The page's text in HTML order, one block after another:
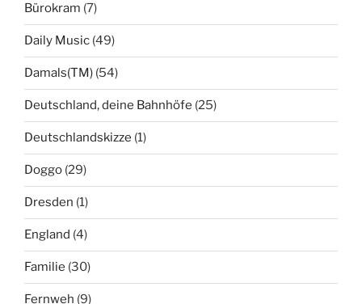
Bürokram (7)
Daily Music (49)
Damals(TM) (54)
Deutschland, deine Bahnhöfe (25)
Deutschlandskizze (1)
Doggo (29)
Dresden (1)
England (4)
Familie (30)
Fernweh (9)